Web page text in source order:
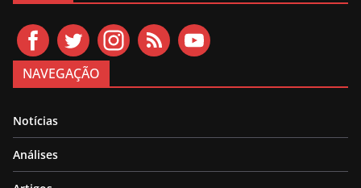
NAVEGAÇÃO
Notícias
Análises